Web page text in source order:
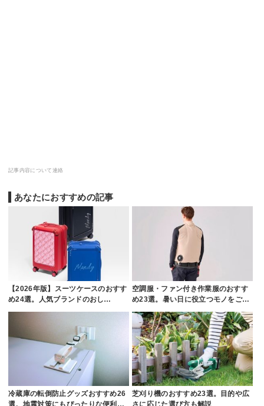
記事内容について連絡
あなたにおすすめの記事
【2026年版】スーツケースのおすす
め24選。人気ブランドのおし…
空調服・ファン付き作業服のおすす
め23選。暑い日に役立つモノをご…
冷蔵庫の転倒防止グッズおすすめ26
選。地震対策にもぴったりな便利…
芝刈り機のおすすめ23選。目的や広
さに応じた選び方も解説